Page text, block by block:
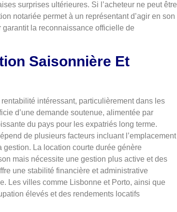
surprises ultérieures. Si l’acheteur ne peut être
notariée permet à un représentant d’agir en son
garantit la reconnaissance officielle de
Saisonnière Et
intéressant, particulièrement dans les
d’une demande soutenue, alimentée par
du pays pour les expatriés long terme.
de plusieurs facteurs incluant l’emplacement
La location courte durée génère
mais nécessite une gestion plus active et des
une stabilité financière et administrative
Les villes comme Lisbonne et Porto, ainsi que
élevés et des rendements locatifs